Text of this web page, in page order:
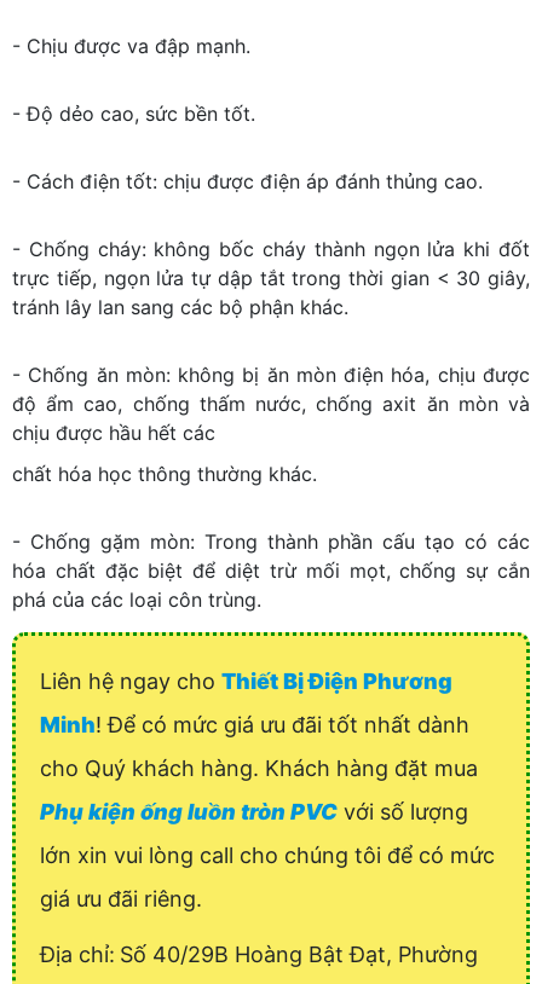
- Chịu được va đập mạnh.
- Độ dẻo cao, sức bền tốt.
- Cách điện tốt: chịu được điện áp đánh thủng cao.
- Chống cháy: không bốc cháy thành ngọn lửa khi đốt
trực tiếp, ngọn lửa tự dập tắt trong thời gian < 30 giây,
tránh lây lan sang các bộ phận khác.
- Chống ăn mòn: không bị ăn mòn điện hóa, chịu được
độ ẩm cao, chống thấm nước, chống axit ăn mòn và
chịu được hầu hết các
chất hóa học thông thường khác.
- Chống gặm mòn: Trong thành phần cấu tạo có các
hóa chất đặc biệt để diệt trừ mối mọt, chống sự cắn
phá của các loại côn trùng.
Liên hệ ngay cho Thiết Bị Điện Phương
Minh! Để có mức giá ưu đãi tốt nhất dành
cho Quý khách hàng. Khách hàng đặt mua
Phụ kiện ống luồn tròn PVC với số lượng
lớn xin vui lòng call cho chúng tôi để có mức
giá ưu đãi riêng.
Địa chỉ: Số 40/29B Hoàng Bật Đạt, Phường